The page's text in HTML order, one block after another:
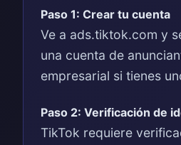
Paso 1: Crear tu cuenta
Ve a ads.tiktok.com y
una cuenta de
empresarial si tienes
Paso 2: Verificación de
TikTok requiere